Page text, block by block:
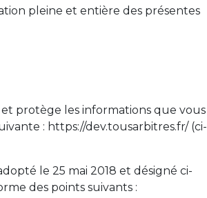
pleine et entière des présentes
protège les informations que vous
: https://dev.tousarbitres.fr/ (ci-
le 25 mai 2018 et désigné ci-
des points suivants :